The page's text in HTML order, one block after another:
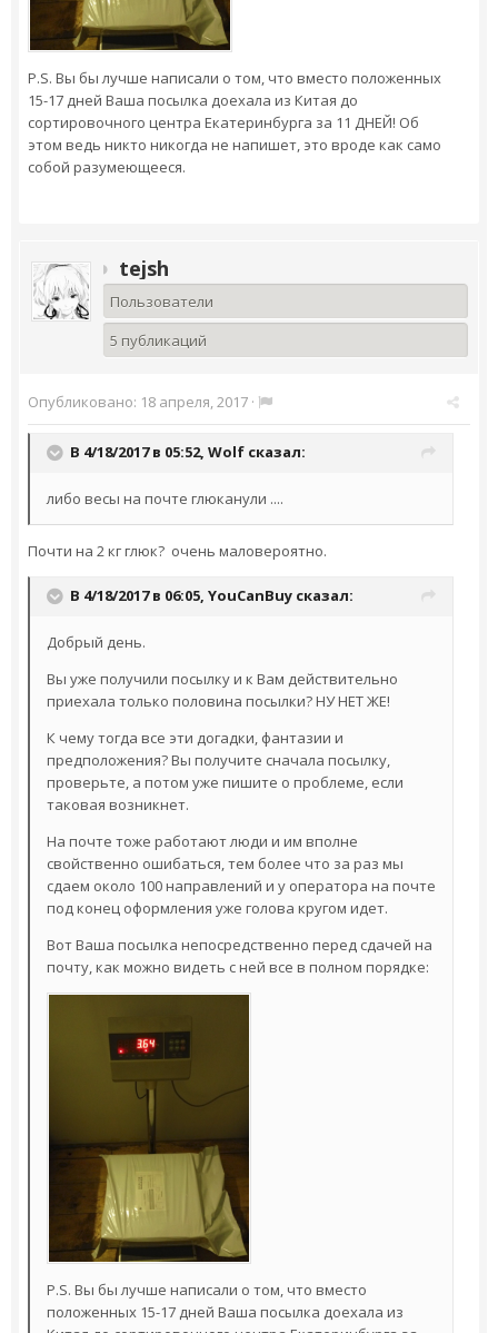
P.S. Вы бы лучше написали о том, что вместо положенных
15-17 дней Ваша посылка доехала из Китая до
сортировочного центра Екатеринбурга за 11 ДНЕЙ! Об
этом ведь никто никогда не напишет, это вроде как само
собой разумеющееся.
tejsh
Пользователи
5 публикаций
Опубликовано: 18 апреля, 2017 ·
В 4/18/2017 в 05:52, Wolf сказал:
либо весы на почте глюканули ....
Почти на 2 кг глюк? очень маловероятно.
В 4/18/2017 в 06:05, YouCanBuy сказал:
Добрый день.
Вы уже получили посылку и к Вам действительно
приехала только половина посылки? НУ НЕТ ЖЕ!
К чему тогда все эти догадки, фантазии и
предположения? Вы получите сначала посылку,
проверьте, а потом уже пишите о проблеме, если
таковая возникнет.
На почте тоже работают люди и им вполне
свойственно ошибаться, тем более что за раз мы
сдаем около 100 направлений и у оператора на почте
под конец оформления уже голова кругом идет.
Вот Ваша посылка непосредственно перед сдачей на
почту, как можно видеть с ней все в полном порядке:
P.S. Вы бы лучше написали о том, что вместо
положенных 15-17 дней Ваша посылка доехала из